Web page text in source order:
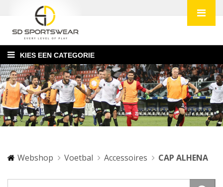
KIES EEN CATEGORIE
Webshop Voetbal Accessoires CAP ALHENA